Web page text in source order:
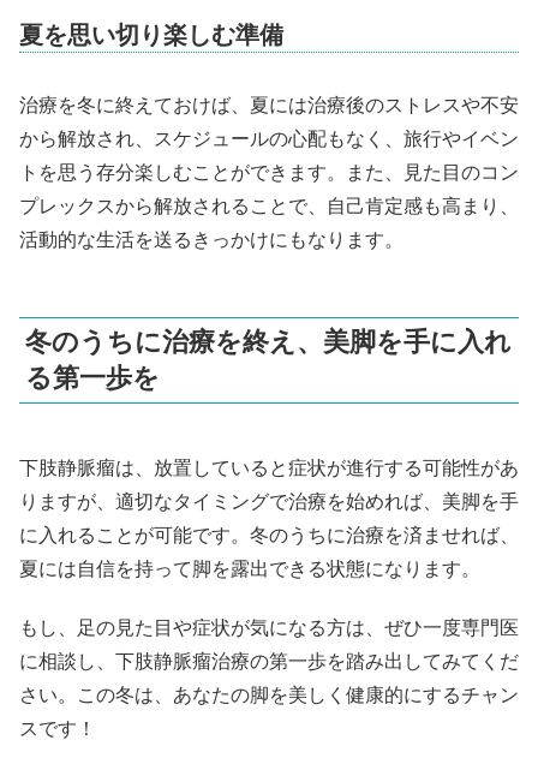
夏を思い切り楽しむ準備
治療を冬に終えておけば、夏には治療後のストレスや不安
から解放され、スケジュールの心配もなく、旅行やイベン
トを思う存分楽しむことができます。また、見た目のコン
プレックスから解放されることで、自己肯定感も高まり、
活動的な生活を送るきっかけにもなります。
冬のうちに治療を終え、美脚を手に入れ
る第一歩を
下肢静脈瘤は、放置していると症状が進行する可能性があ
りますが、適切なタイミングで治療を始めれば、美脚を手
に入れることが可能です。冬のうちに治療を済ませれば、
夏には自信を持って脚を露出できる状態になります。
もし、足の見た目や症状が気になる方は、ぜひ一度専門医
に相談し、下肢静脈瘤治療の第一歩を踏み出してみてくだ
さい。この冬は、あなたの脚を美しく健康的にするチャン
スです！